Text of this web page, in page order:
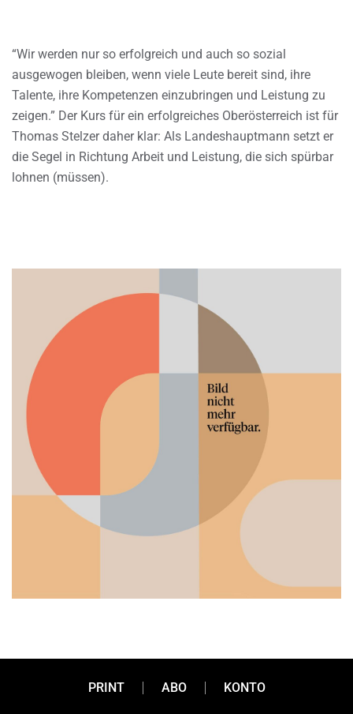
“Wir werden nur so erfolgreich und auch so sozial
ausgewogen bleiben, wenn viele Leute bereit sind, ihre
Talente, ihre Kompetenzen einzubringen und Leistung zu
zeigen.” Der Kurs für ein erfolgreiches Oberösterreich ist für
Thomas Stelzer daher klar: Als Landeshauptmann setzt er
die Segel in Richtung Arbeit und Leistung, die sich spürbar
lohnen (müssen).
Wie Wohnträume
PRINT ABO KONTO